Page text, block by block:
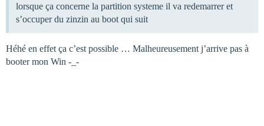
lorsque ça concerne la partition systeme il va redemarrer et
s’occuper du zinzin au boot qui suit
Héhé en effet ça c’est possible … Malheureusement j’arrive pas à
booter mon Win -_-